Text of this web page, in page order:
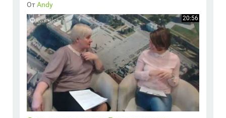
ОтAndy
20:56